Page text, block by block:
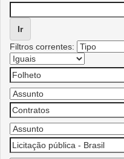
Filtros correntes: